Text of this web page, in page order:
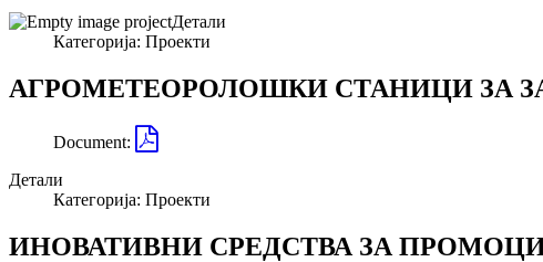
Детали
Категорија: Проекти
АГРОМЕТЕОРОЛОШКИ СТАНИЦИ ЗА
Document:
Детали
Категорија: Проекти
ИНОВАТИВНИ СРЕДСТВА ЗА